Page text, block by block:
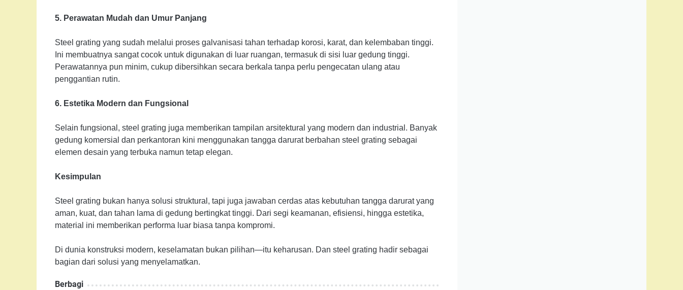
5. Perawatan Mudah dan Umur Panjang
Steel grating yang sudah melalui proses galvanisasi tahan terhadap korosi, karat, dan kelembaban tinggi.
Ini membuatnya sangat cocok untuk digunakan di luar ruangan, termasuk di sisi luar gedung tinggi.
Perawatannya pun minim, cukup dibersihkan secara berkala tanpa perlu pengecatan ulang atau
penggantian rutin.
6. Estetika Modern dan Fungsional
Selain fungsional, steel grating juga memberikan tampilan arsitektural yang modern dan industrial. Banyak
gedung komersial dan perkantoran kini menggunakan tangga darurat berbahan steel grating sebagai
elemen desain yang terbuka namun tetap elegan.
Kesimpulan
Steel grating bukan hanya solusi struktural, tapi juga jawaban cerdas atas kebutuhan tangga darurat yang
aman, kuat, dan tahan lama di gedung bertingkat tinggi. Dari segi keamanan, efisiensi, hingga estetika,
material ini memberikan performa luar biasa tanpa kompromi.
Di dunia konstruksi modern, keselamatan bukan pilihan—itu keharusan. Dan steel grating hadir sebagai
bagian dari solusi yang menyelamatkan.
Berbagi